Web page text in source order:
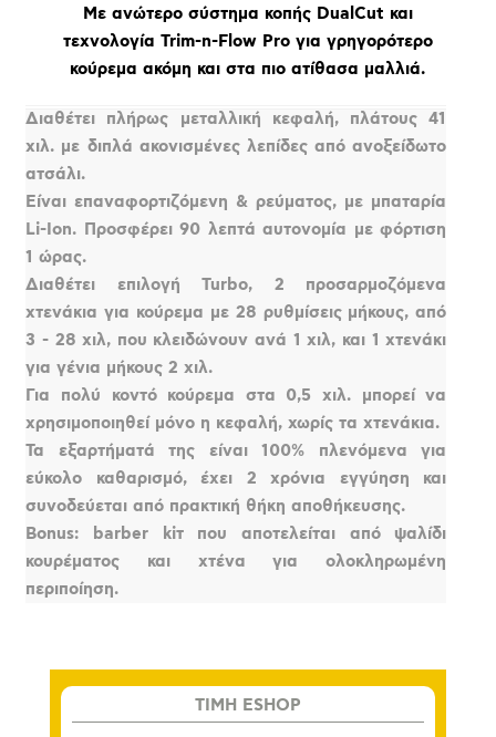
Με ανώτερο σύστημα κοπής DualCut και
τεχνολογία Trim-n-Flow Pro για γρηγορότερο
κούρεμα ακόμη και στα πιο ατίθασα μαλλιά.
Διαθέτει πλήρως μεταλλική κεφαλή, πλάτους 41
χιλ. με διπλά ακονισμένες λεπίδες από ανοξείδωτο
ατσάλι.
Είναι επαναφορτιζόμενη & ρεύματος, με μπαταρία
Li-Ion. Προσφέρει 90 λεπτά αυτονομία με φόρτιση
1 ώρας.
Διαθέτει επιλογή Turbo, 2 προσαρμοζόμενα
χτενάκια για κούρεμα με 28 ρυθμίσεις μήκους, από
3 - 28 χιλ, που κλειδώνουν ανά 1 χιλ, και 1 χτενάκι
για γένια μήκους 2 χιλ.
Για πολύ κοντό κούρεμα στα 0,5 χιλ. μπορεί να
χρησιμοποιηθεί μόνο η κεφαλή, χωρίς τα χτενάκια.
Τα εξαρτήματά της είναι 100% πλενόμενα για
εύκολο καθαρισμό, έχει 2 χρόνια εγγύηση και
συνοδεύεται από πρακτική θήκη αποθήκευσης.
Bonus: barber kiτ που αποτελείται από ψαλίδι
κουρέματος και χτένα για ολοκληρωμένη
περιποίηση.
TIMH ESHOP